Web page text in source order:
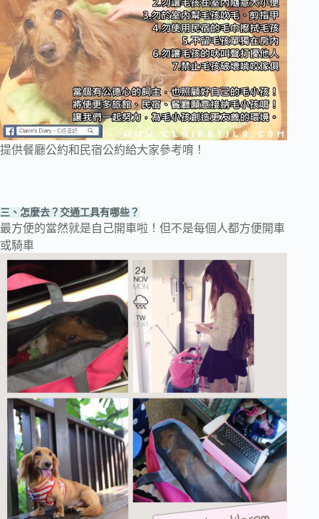
提供餐廳公約和民宿公約給大家參考唷！
三、怎麼去？交通工具有哪些？
最方便的當然就是自己開車啦！但不是每個人都方便開車
或騎車